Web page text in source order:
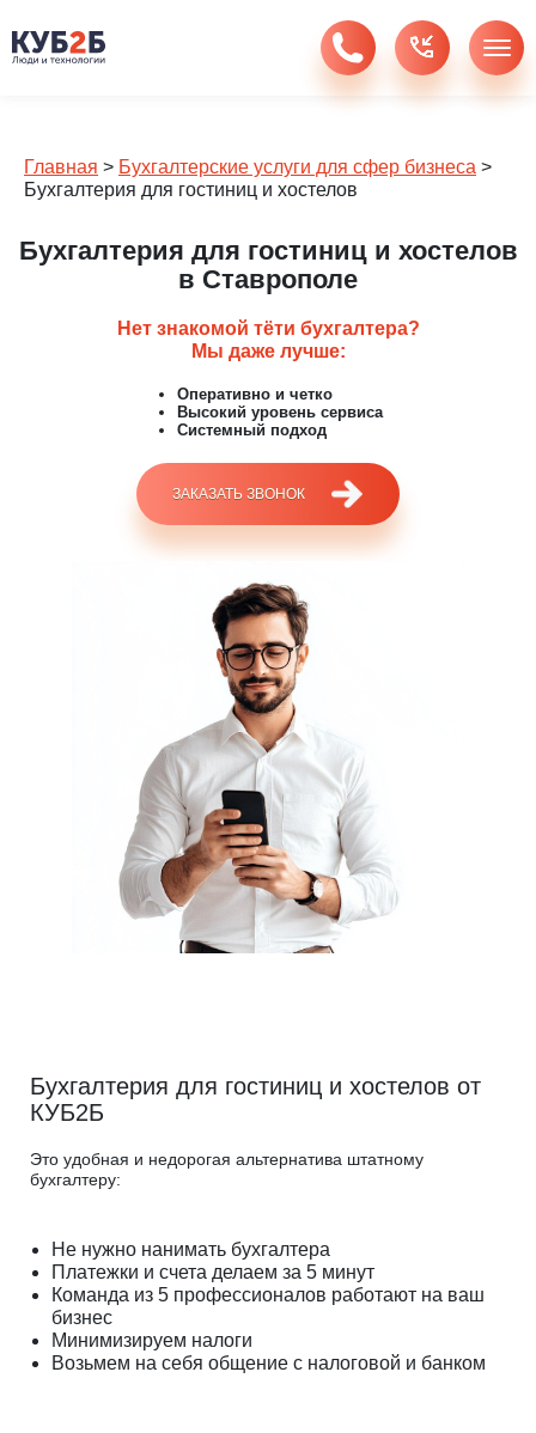
Главная > Бухгалтерские услуги для сфер бизнеса >
Бухгалтерия для гостиниц и хостелов
Бухгалтерия для гостиниц и хостелов
в Ставрополе
Нет знакомой тёти бухгалтера?
Мы даже лучше:
Оперативно и четко
Высокий уровень сервиса
Системный подход
ЗАКАЗАТЬ ЗВОНОК
Бухгалтерия для гостиниц и хостелов от
КУБ2Б
Это удобная и недорогая альтернатива штатному
бухгалтеру:
Не нужно нанимать бухгалтера
Платежки и счета делаем за 5 минут
Команда из 5 профессионалов работают на ваш
бизнес
Минимизируем налоги
Возьмем на себя общение с налоговой и банком